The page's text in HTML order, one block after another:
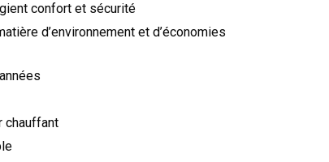
confort et sécurité
d’environnement et d’économies
chauffant